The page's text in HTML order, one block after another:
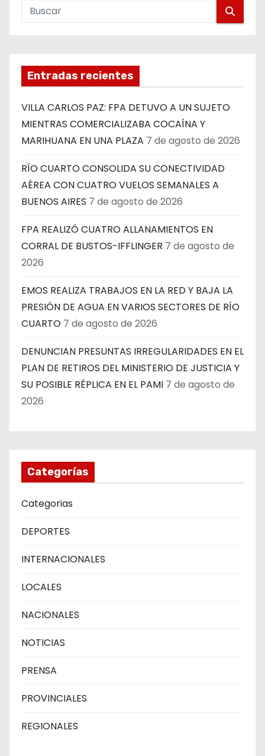
Entradas recientes
VILLA CARLOS PAZ: FPA DETUVO A UN SUJETO
MIENTRAS COMERCIALIZABA COCAÍNA Y
MARIHUANA EN UNA PLAZA 7 de agosto de 2026
RÍO CUARTO CONSOLIDA SU CONECTIVIDAD
AÉREA CON CUATRO VUELOS SEMANALES A
BUENOS AIRES 7 de agosto de 2026
FPA REALIZÓ CUATRO ALLANAMIENTOS EN
CORRAL DE BUSTOS-IFFLINGER 7 de agosto de
2026
EMOS REALIZA TRABAJOS EN LA RED Y BAJA LA
PRESIÓN DE AGUA EN VARIOS SECTORES DE RÍO
CUARTO 7 de agosto de 2026
DENUNCIAN PRESUNTAS IRREGULARIDADES EN EL
PLAN DE RETIROS DEL MINISTERIO DE JUSTICIA Y
SU POSIBLE RÉPLICA EN EL PAMI 7 de agosto de
2026
Categorías
Categorias
DEPORTES
INTERNACIONALES
LOCALES
NACIONALES
NOTICIAS
PRENSA
PROVINCIALES
REGIONALES